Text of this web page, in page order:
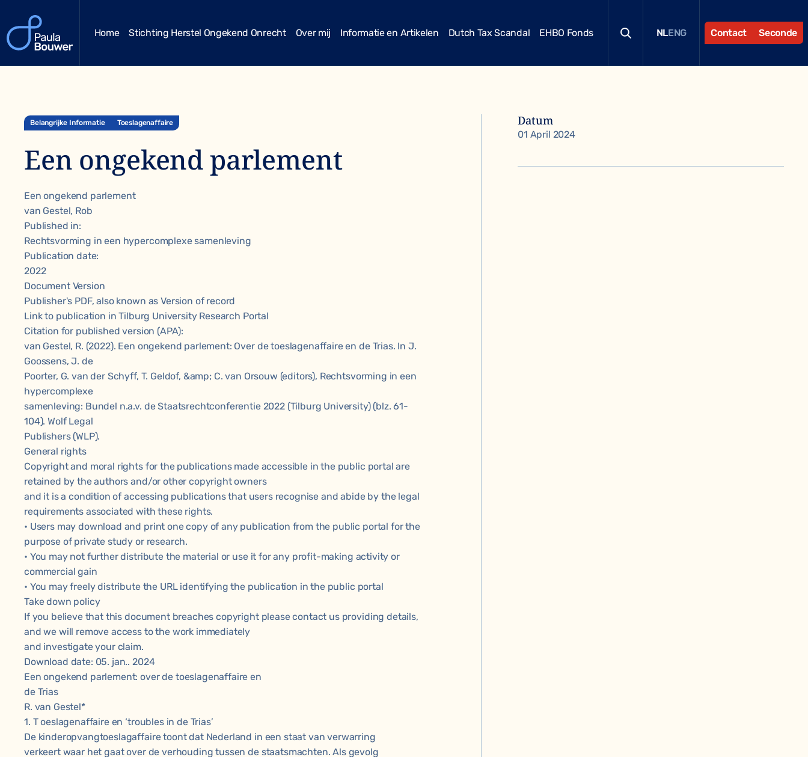
Home Stichting Herstel Ongekend Onrecht Over mij Informatie en Artikelen Dutch Tax Scandal EHBO Fonds NLENG Contact Seconde
Belangrijke Informatie Toeslagenaffaire
Een ongekend parlement
Een ongekend parlement
van Gestel, Rob
Published in:
Rechtsvorming in een hypercomplexe samenleving
Publication date:
2022
Document Version
Publisher's PDF, also known as Version of record
Link to publication in Tilburg University Research Portal
Citation for published version (APA):
van Gestel, R. (2022). Een ongekend parlement: Over de toeslagenaffaire en de Trias. In J.
Goossens, J. de
Poorter, G. van der Schyff, T. Geldof, &amp; C. van Orsouw (editors), Rechtsvorming in een
hypercomplexe
samenleving: Bundel n.a.v. de Staatsrechtconferentie 2022 (Tilburg University) (blz. 61-
104). Wolf Legal
Publishers (WLP).
General rights
Copyright and moral rights for the publications made accessible in the public portal are
retained by the authors and/or other copyright owners
and it is a condition of accessing publications that users recognise and abide by the legal
requirements associated with these rights.
• Users may download and print one copy of any publication from the public portal for the
purpose of private study or research.
• You may not further distribute the material or use it for any profit-making activity or
commercial gain
• You may freely distribute the URL identifying the publication in the public portal
Take down policy
If you believe that this document breaches copyright please contact us providing details,
and we will remove access to the work immediately
and investigate your claim.
Download date: 05. jan.. 2024
Een ongekend parlement: over de toeslagenaffaire en
de Trias
R. van Gestel*
1. T oeslagenaffaire en ‘troubles in de Trias’
De kinderopvangtoeslagaffaire toont dat Nederland in een staat van verwarring
verkeert waar het gaat over de verhouding tussen de staatsmachten. Als gevolg
Datum
01 April 2024